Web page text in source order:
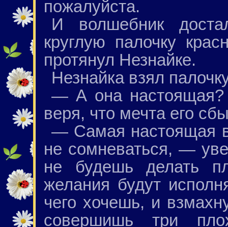
пожалуйста.
И волшебник
круглую палочку
протянул Незнайке.
Незнайка взял
— А она
веря, что мечта его
— Самая настоящая
не сомневаться, —
не будешь делать
желания будут
чего хочешь, и
совершишь три